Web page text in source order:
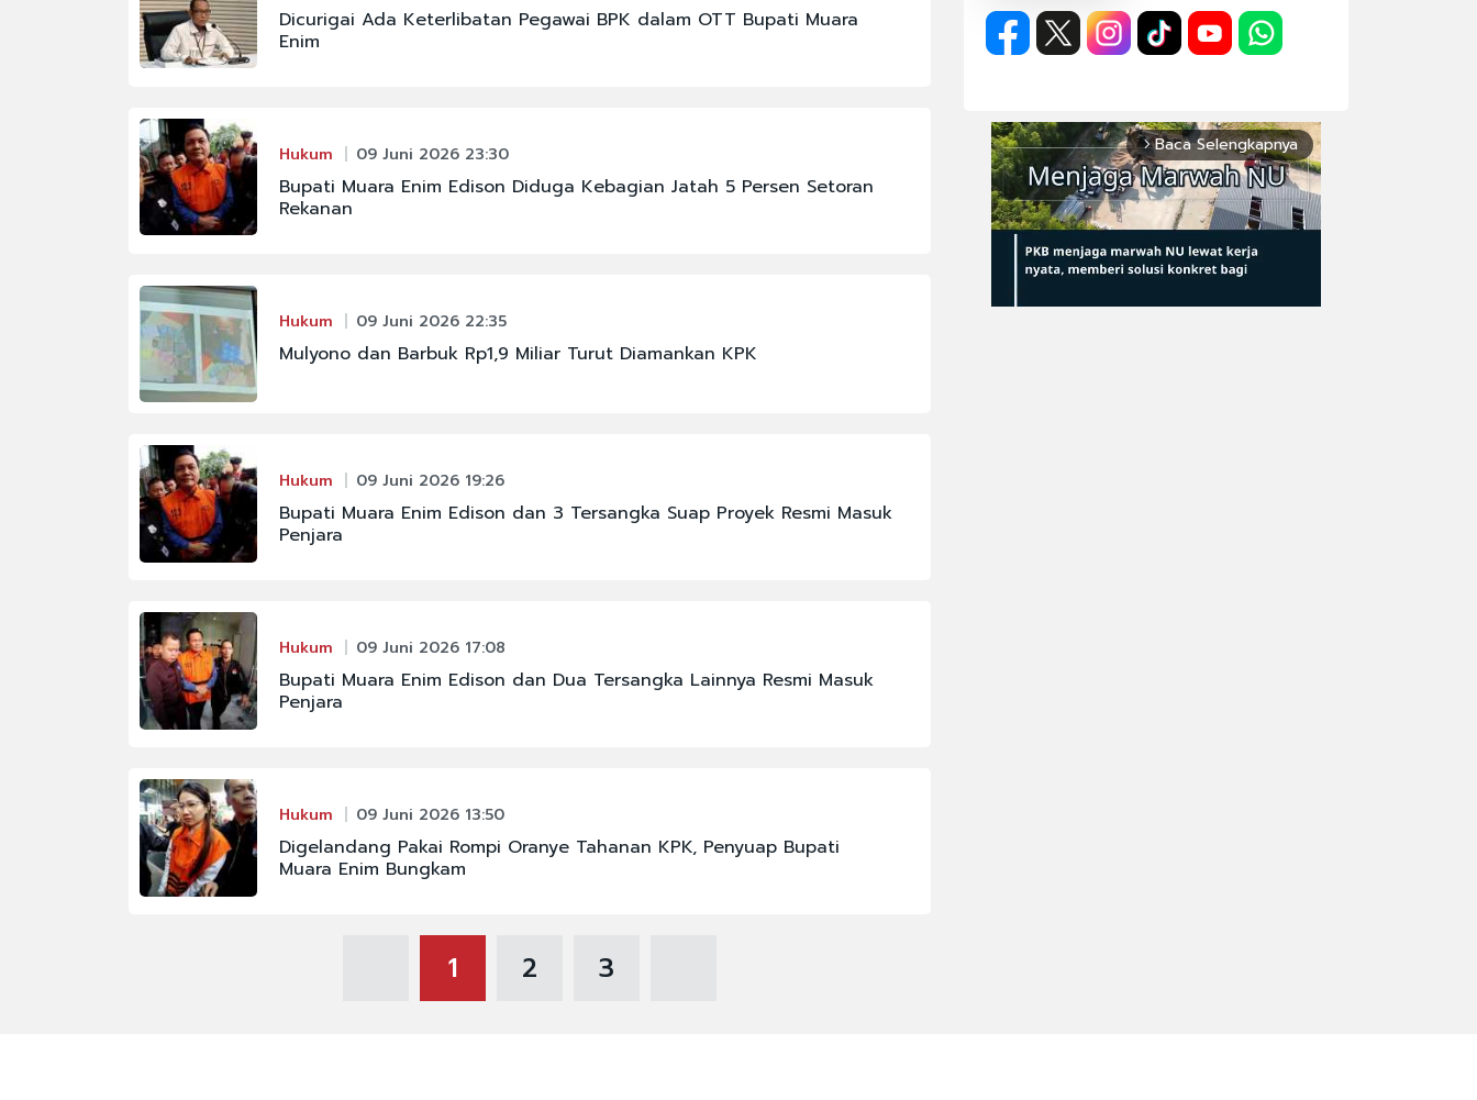
Dicurigai Ada Keterlibatan Pegawai BPK dalam OTT Bupati Muara
Enim
Hukum 09 Juni 2026 23:30
Bupati Muara Enim Edison Diduga Kebagian Jatah 5 Persen Setoran
Rekanan
Hukum 09 Juni 2026 22:35
Mulyono dan Barbuk Rp1,9 Miliar Turut Diamankan KPK
Hukum 09 Juni 2026 19:26
Bupati Muara Enim Edison dan 3 Tersangka Suap Proyek Resmi Masuk
Penjara
Hukum 09 Juni 2026 17:08
Bupati Muara Enim Edison dan Dua Tersangka Lainnya Resmi Masuk
Penjara
Hukum 09 Juni 2026 13:50
Digelandang Pakai Rompi Oranye Tahanan KPK, Penyuap Bupati
Muara Enim Bungkam
1 2 3
arrow_forward_ios Baca Selengkapnya